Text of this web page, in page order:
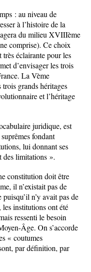
: au niveau de
à l’histoire de la
du milieu XVIIIème
comprise). Ce choix
très éclairante pour les
d’envisager les trois
La Vème
grands héritages
et l’héritage
juridique, est
fondant
lui donnant ses
des limitations ».
constitution doit être
il n’existait pas de
n’y avait pas de
les institutions ont été
ressenti le besoin
Âge. On s’accorde
« coutumes
par définition, par